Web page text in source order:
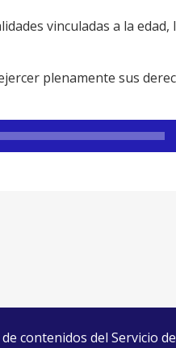
vinculadas a la edad,
plenamente sus
contenidos del Servicio